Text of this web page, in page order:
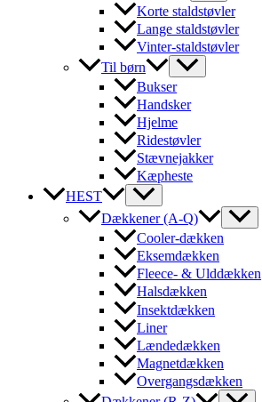
Korte staldstøvler
Lange staldstøvler
Vinter-staldstøvler
Til børn
Bukser
Handsker
Hjelme
Ridestøvler
Stævnejakker
Kæpheste
HEST
Dækkener (A-Q)
Cooler-dækken
Eksemdækken
Fleece- & Ulddækken
Halsdækken
Insektdækken
Liner
Lændedækken
Magnetdækken
Overgangsdækken